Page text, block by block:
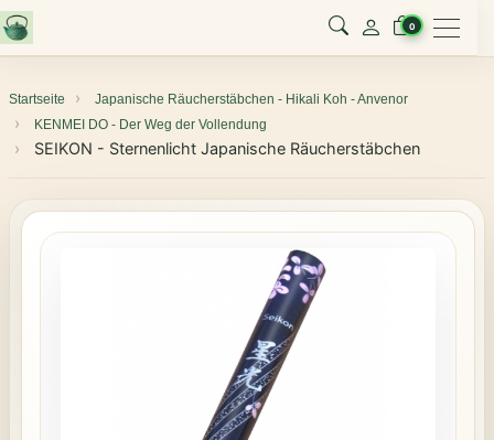
0 Menu
Startseite
Japanische Räucherstäbchen - Hikali Koh - Anvenor
KENMEI DO - Der Weg der Vollendung
SEIKON - Sternenlicht Japanische Räucherstäbchen